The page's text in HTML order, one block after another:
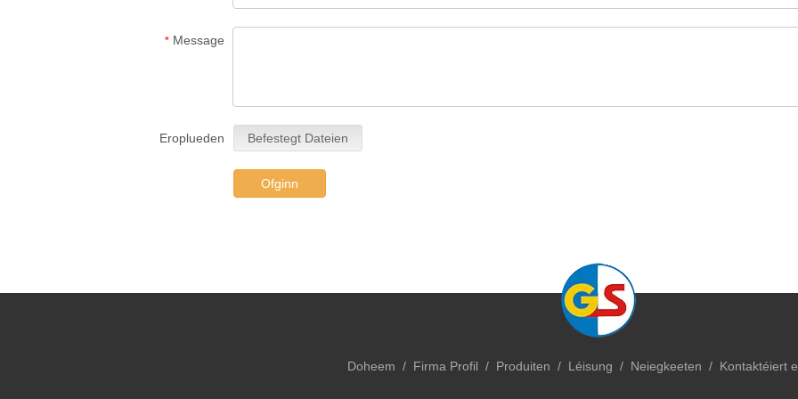
* Message
Eroplueden Befestegt Dateien
Ofginn
Doheem / Firma Profil / Produiten / Léisung / Neiegkeeten / Kontaktéiert